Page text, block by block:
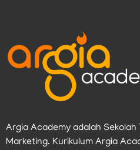
Argia Academy adalah Sekolah
Marketing. Kurikulum Argia